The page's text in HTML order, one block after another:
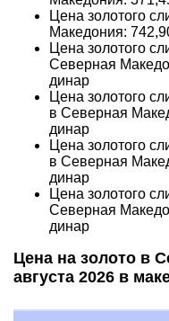
Цена золотого
Македония:
Цена золотого
Северная
динар
Цена золотого
в Северная
динар
Цена золотого
в Северная
динар
Цена золотого
Северная
динар
Цена на золото в
августа 2026 в